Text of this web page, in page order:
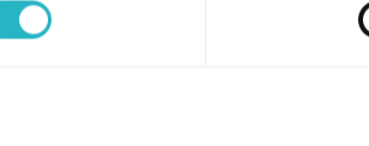
Expert SAP-ABAP/